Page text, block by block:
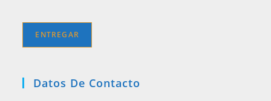
Datos De Contacto